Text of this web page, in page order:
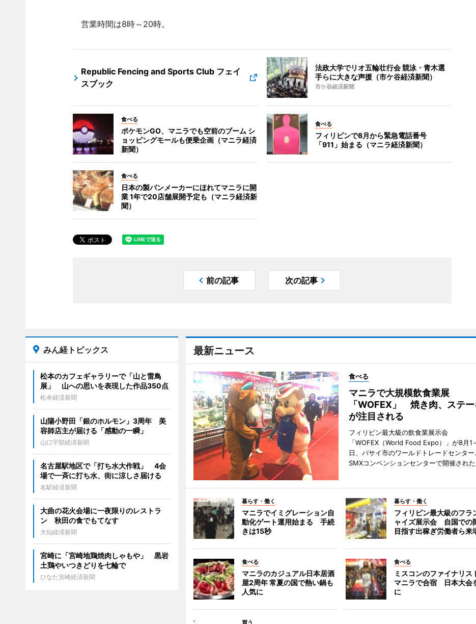
営業時間は8時～20時。
Republic Fencing and Sports Club フェイ
スブック
法政大学でリオ五輪壮行会 競泳・青木選
手らに大きな声援（市ケ谷経済新聞）
市ケ谷経済新聞
食べる
ポケモンGO、マニラでも空前のブーム シ
ョッピングモールも便乗企画（マニラ経済
新聞）
食べる
フィリピンで8月から緊急電話番号
「911」始まる（マニラ経済新聞）
食べる
日本の製パンメーカーにほれてマニラに開
業 1年で20店舗展開予定も（マニラ経済新
聞）
前の記事 次の記事
最新ニュース
食べる
マニラで大規模飲食業展
「WOFEX」 焼き肉、ステー
が注目される
フィリピン最大級の飲食業展示会
「WOFEX（World Food Expo）」が8月1
日、パサイ市のワールドトレードセンター
SMXコンベンションセンターで開催された
暮らす・働く
マニラでイミグレーション自
動化ゲート運用始まる 手続
きは15秒
暮らす・働く
フィリピン最大級のフラ
ャイズ展示会 自国での
目指す出稼ぎ労働者ら来
食べる
マニラのカジュアル日本居酒
屋2周年 常夏の国で熱い鍋も
人気に
食べる
ミスコンのファイナリス
マニラで合宿 日本大会
に
買う
みん経トピックス
松本のカフェギャラリーで「山と雷鳥
展」 山への思いを表現した作品350点
松本経済新聞
山陽小野田「銀のホルモン」3周年 美
容師店主が届ける「感動の一瞬」
山口宇部経済新聞
名古屋駅地区で「打ち水大作戦」 4会
場で一斉に打ち水、街に涼しさ届ける
名駅経済新聞
大曲の花火会場に一夜限りのレストラ
ン 秋田の食でもてなす
大仙経済新聞
宮崎に「宮崎地鶏焼肉しゃもや」 黒岩
土鶏やいつきどりを七輪で
ひなた宮崎経済新聞